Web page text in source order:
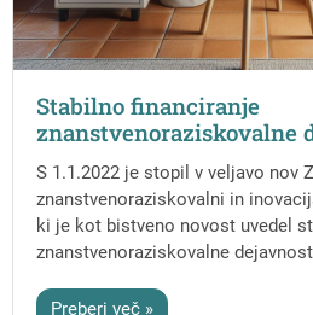
Stabilno financiranje
znanstvenoraziskovalne
S 1.1.2022 je stopil v veljavo nov
znanstvenoraziskovalni in
ki je kot bistveno novost uvedel
znanstvenoraziskovalne
Preberi več »